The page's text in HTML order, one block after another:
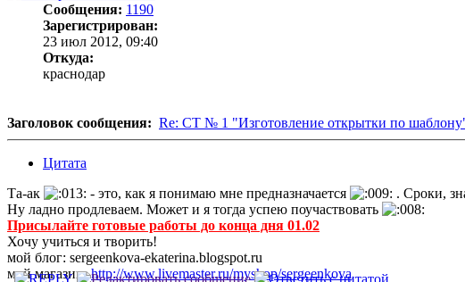
Сообщения: 1190
Зарегистрирован:
23 июл 2012, 09:40
Откуда:
краснодар
Заголовок сообщения: Re: СТ № 1 "Изготовление открытки по
Цитата
Та-ак
- это, как я понимаю мне предназначается
. Сроки,
Ну ладно продлеваем. Может и я тогда успею поучаствовать
Присылайте готовые работы до конца дня 01.02
Хочу учиться и творить!
мой блог: sergeenkova-ekaterina.blogspot.ru
мой магазин:http://www.livemaster.ru/myshop/sergeenkova